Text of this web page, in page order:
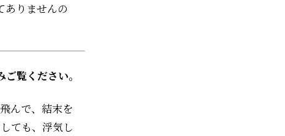
ありませんの
覧ください。
んで、結末を
ても、浮気し